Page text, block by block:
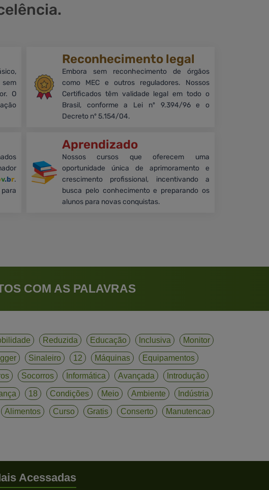
sem
O
Reconhecimento legal
Embora sem reconhecimento de órgãos
como MEC e outros reguladores. Nossos
Certificados têm validade legal em todo o
Brasil, conforme a Lei nº 9.394/96 e o
Decreto nº 5.154/04.
v.br.
Aprendizado
Nossos cursos que oferecem uma
oportunidade única de aprimoramento e
crescimento profissional, incentivando a
busca pelo conhecimento e preparando os
alunos para novas conquistas.
COM AS PALAVRAS
Reduzida Educação Inclusiva Monitor
Sinaleiro 12 Máquinas Equipamentos
Socorros Informática Avançada Introdução
18 Condições Meio Ambiente Indústria
Alimentos Curso Gratis Conserto Manutencao
Acessadas